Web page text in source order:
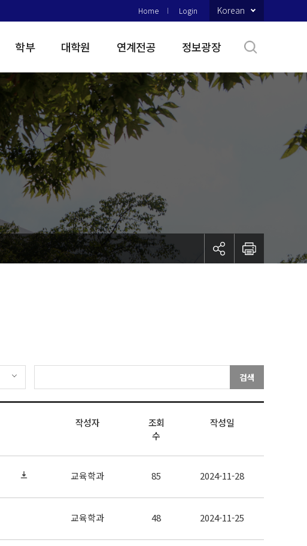
Home Login Korean
학부 대학원 연계전공 정보광장
검색
작성자
조회
수
작성일
교육학과 85 2024-11-28
교육학과 48 2024-11-25